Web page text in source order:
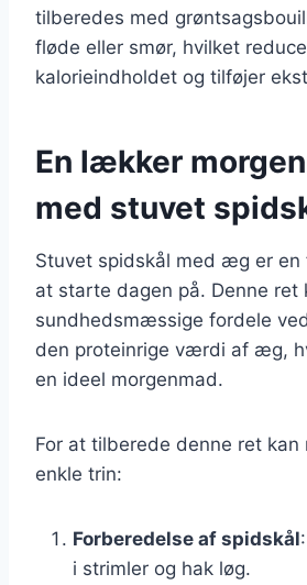
tilberedes med
fløde eller smør, hvilket
kalorieindholdet og tilføjer
En lækker
med stuvet
Stuvet spidskål med æg er en
at starte dagen på. Denne ret
sundhedsmæssige fordele
den proteinrige værdi af æg,
en ideel morgenmad.
For at tilberede denne ret kan
enkle trin:
Forberedelse af spidskål
i strimler og hak løg.